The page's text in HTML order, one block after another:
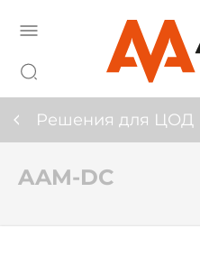
Решения для ЦОД
AAM-DC